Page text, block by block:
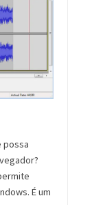
possa
É um